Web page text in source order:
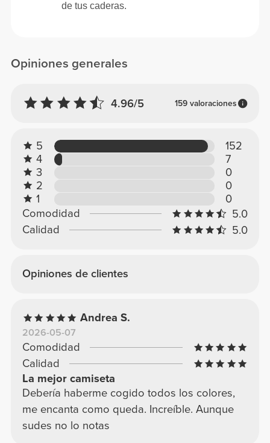
Opiniones generales
4.96/5 159 valoraciones
5
152
4
7
3
0
2
0
1
0
Comodidad
5.0
Calidad
5.0
Opiniones de clientes
Andrea S.
2026-05-07
Comodidad
Calidad
La mejor camiseta
Debería haberme cogido todos los colores,
me encanta como queda. Increíble. Aunque
sudes no lo notas
de tus caderas.